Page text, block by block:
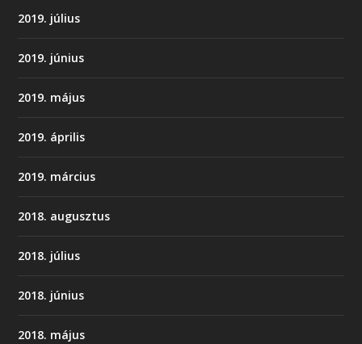
2019. július
2019. június
2019. május
2019. április
2019. március
2018. augusztus
2018. július
2018. június
2018. május